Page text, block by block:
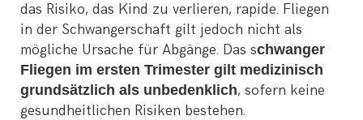
das Risiko, das Kind zu verlieren, rapide. Fliegen
in der Schwangerschaft gilt jedoch nicht als
mögliche Ursache für Abgänge. Das schwanger
Fliegen im ersten Trimester gilt medizinisch
grundsätzlich als unbedenklich, sofern keine
gesundheitlichen Risiken bestehen.